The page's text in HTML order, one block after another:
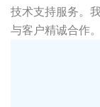
技术支持服务。
与客户精诚合作。